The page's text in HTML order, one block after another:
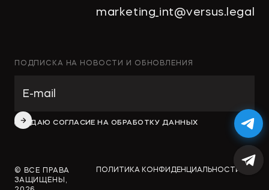
marketing_int@versus.legal
ПОДПИСКА НА НОВОСТИ И ОБНОВЛЕНИЯ
ДАЮ СОГЛАСИЕ НА ОБРАБОТКУ ДАННЫХ
© ВСЕ ПРАВА
ЗАЩИЩЕНЫ,
ПОЛИТИКА КОНФИДЕНЦИАЛЬНОСТИ